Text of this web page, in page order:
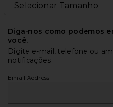
Diga-nos como podemos
você.
Digite e-mail, telefone ou
notificações.
Email Address